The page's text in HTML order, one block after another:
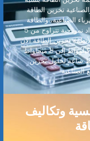
تخزين الطاقة
الصناعية، والطاقة
الاحتياطية للطوارئ، مع فترات استرداد نموذجية تتراوح من 5
لأنظمة تخزين الطاقة الآن
بأنظمة متكاملة بسعة تتراوح من 80 كيلوواط إلى 8 ميجاواط
كيلوواط ساعة لحلول تخزين
وتكاليف